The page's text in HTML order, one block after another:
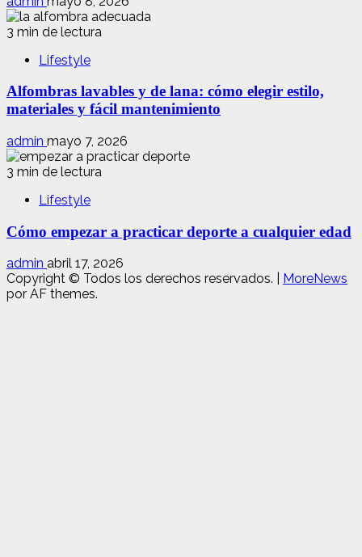
3 min de lectura
Lifestyle
Alfombras lavables y de lana: cómo elegir estilo,
materiales y fácil mantenimiento
admin mayo 7, 2026
3 min de lectura
Lifestyle
Cómo empezar a practicar deporte a cualquier edad
admin abril 17, 2026
Copyright © Todos los derechos reservados.
MoreNews
por AF themes.